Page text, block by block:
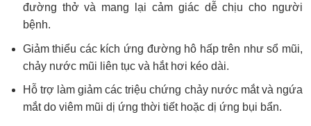
đường thở và mang lại cảm giác dễ chịu cho người
bệnh.
Giảm thiểu các kích ứng đường hô hấp trên như sổ mũi,
chảy nước mũi liên tục và hắt hơi kéo dài.
Hỗ trợ làm giảm các triệu chứng chảy nước mắt và ngứa
mắt do viêm mũi dị ứng thời tiết hoặc dị ứng bụi bẩn.